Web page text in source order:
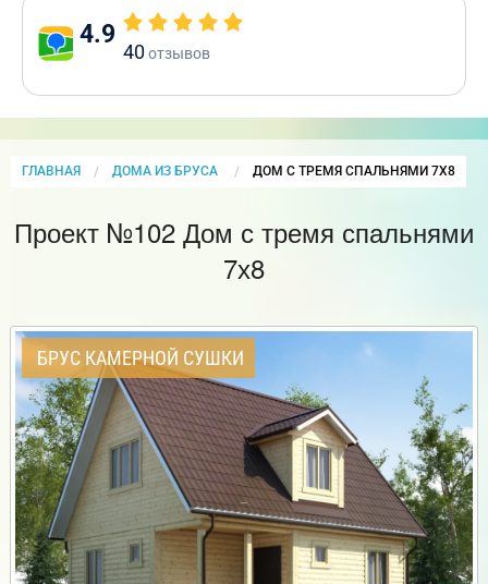
4.9
40отзывов
ГЛАВНАЯ ДОМА ИЗ БРУСА CURRENT:
ДОМ С ТРЕМЯ СПАЛЬНЯМИ 7Х8
Проект №102 Дом с тремя спальнями
7х8
БРУС КАМЕРНОЙ СУШКИ